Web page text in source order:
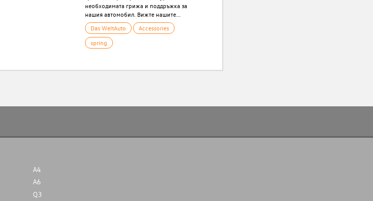
необходимата грижа и поддръжка за
нашия автомобил. Вижте нашите...
Das WeltAuto
Accessories
spring
A4
A6
Q3